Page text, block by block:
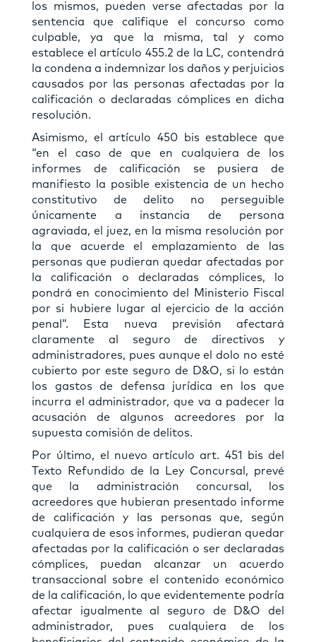
los mismos, pueden verse afectadas por la
sentencia que califique el concurso como
culpable, ya que la misma, tal y como
establece el artículo 455.2 de la LC, contendrá
la condena a indemnizar los daños y perjuicios
causados por las personas afectadas por la
calificación o declaradas cómplices en dicha
resolución.
Asimismo, el artículo 450 bis establece que
“en el caso de que en cualquiera de los
informes de calificación se pusiera de
manifiesto la posible existencia de un hecho
constitutivo de delito no perseguible
únicamente a instancia de persona
agraviada, el juez, en la misma resolución por
la que acuerde el emplazamiento de las
personas que pudieran quedar afectadas por
la calificación o declaradas cómplices, lo
pondrá en conocimiento del Ministerio Fiscal
por si hubiere lugar al ejercicio de la acción
penal”. Esta nueva previsión afectará
claramente al seguro de directivos y
administradores, pues aunque el dolo no esté
cubierto por este seguro de D&O, si lo están
los gastos de defensa jurídica en los que
incurra el administrador, que va a padecer la
acusación de algunos acreedores por la
supuesta comisión de delitos.
Por último, el nuevo artículo art. 451 bis del
Texto Refundido de la Ley Concursal, prevé
que la administración concursal, los
acreedores que hubieran presentado informe
de calificación y las personas que, según
cualquiera de esos informes, pudieran quedar
afectadas por la calificación o ser declaradas
cómplices, puedan alcanzar un acuerdo
transaccional sobre el contenido económico
de la calificación, lo que evidentemente podría
afectar igualmente al seguro de D&O del
administrador, pues cualquiera de los